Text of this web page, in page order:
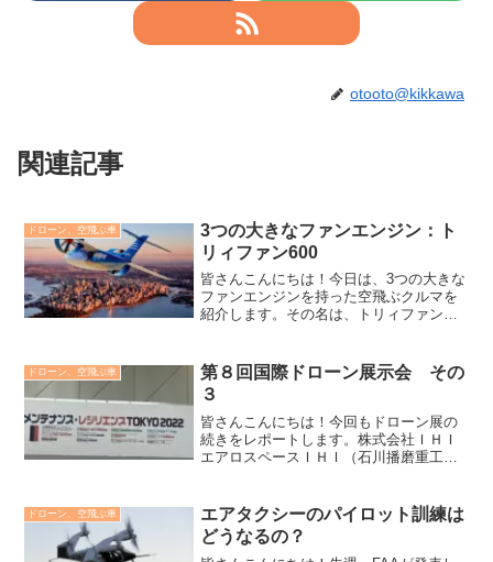
otooto@kikkawa
関連記事
ドローン、空飛ぶ車
3つの大きなファンエンジン：ト
リィファン600
皆さんこんにちは！今日は、3つの大きな
ファンエンジンを持った空飛ぶクルマを
紹介します。その名は、トリィファン
は、2012 年に米国でデ...
ドローン、空飛ぶ車
第８回国際ドローン展示会 その
３
皆さんこんにちは！今回もドローン展の
続きをレポートします。株式会社ＩＨＩ
エアロスペースＩＨＩ（石川播磨重工）
ーンは、物流に特化したハイブリッド型
ドローンのi-Gryph...
ドローン、空飛ぶ車
エアタクシーのパイロット訓練は
どうなるの？